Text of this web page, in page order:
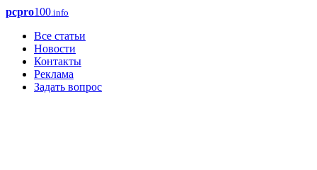
pcpro100.info
Все статьи
Новости
Контакты
Реклама
Задать вопрос